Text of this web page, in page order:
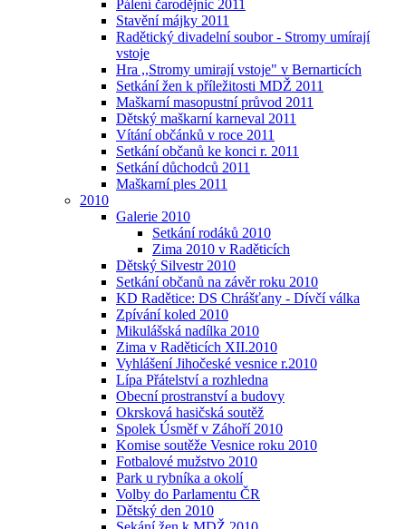
Pálení čarodějnic 2011
Stavění májky 2011
Radětický divadelní soubor - Stromy umírají
vstoje
Hra ,,Stromy umirají vstoje" v Bernarticích
Setkání žen k příležitosti MDŽ 2011
Maškarní masopustní průvod 2011
Dětský maškarní karneval 2011
Vítání občánků v roce 2011
Setkání občanů ke konci r. 2011
Setkání důchodců 2011
Maškarní ples 2011
2010
Galerie 2010
Setkání rodáků 2010
Zima 2010 v Raděticích
Dětský Silvestr 2010
Setkání občanů na závěr roku 2010
KD Radětice: DS Chrášťany - Dívčí válka
Zpívání koled 2010
Mikulášská nadílka 2010
Zima v Raděticích XII.2010
Vyhlášení Jihočeské vesnice r.2010
Lípa Přátelství a rozhledna
Obecní prostranství a budovy
Okrsková hasičská soutěž
Spolek Úsměf v Záhoří 2010
Komise soutěže Vesnice roku 2010
Fotbalové mužstvo 2010
Park u rybníka a okolí
Volby do Parlamentu ČR
Dětský den 2010